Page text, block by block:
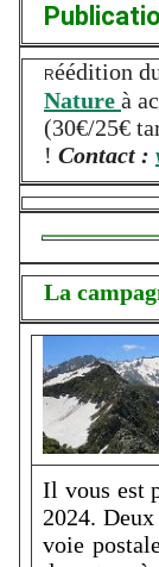
Réédition
Nature à
(30€/25€
! Contact :
La
Il vous est
2024.
voie